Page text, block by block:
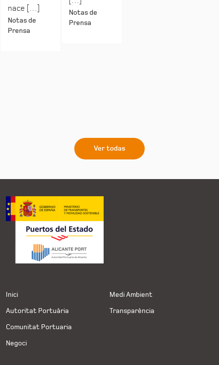
nace […]
Notas de
Prensa
Notas de
Prensa
Ver todas
Inici
Autoritat Portuària
Comunitat Portuaria
Negoci
Medi Ambient
Transparència